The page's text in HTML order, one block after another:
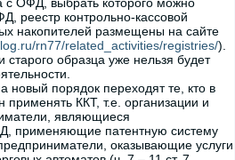
реестр контрольно-кассовой
накопителей размещены на сайте
rn77/related_activities/registries/).
образца уже нельзя будет
новый порядок переходят те, кто в
ККТ, т.е. организации и
являющиеся
применяющие патентную систему
оказывающие услуги